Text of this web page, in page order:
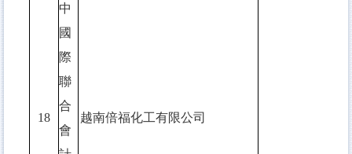
18
中
國
際
聯
合
會
越南倍福化工有限公司